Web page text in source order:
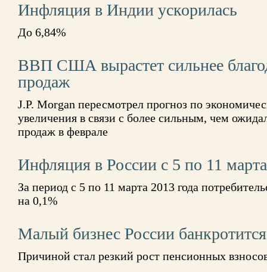
Инфляция в Индии ускорилась
До 6,84%
ВВП США вырастет сильнее
продаж
J.P. Morgan пересмотрел прогноз по
увеличения в связи с более сильным, чем
продаж в феврале
Инфляция в России с 5 по 11
За период с 5 по 11 марта 2013 года
на 0,1%
Малый бизнес России
Причиной стал резкий рост пенсионных